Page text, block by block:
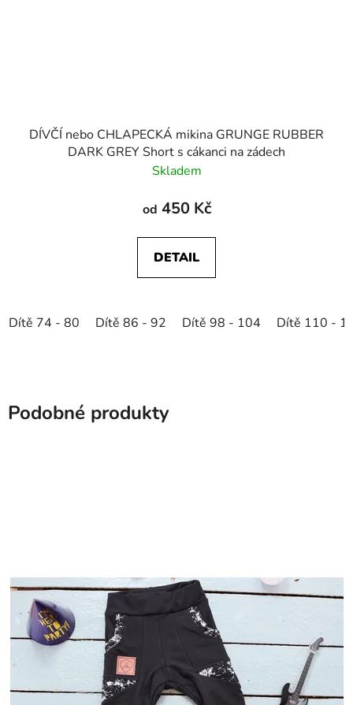
DÍVČÍ nebo CHLAPECKÁ mikina GRUNGE RUBBER
DARK GREY Short s cákanci na zádech
Skladem
od 450 Kč
DETAIL
Dítě 74 - 80 Dítě 86 - 92 Dítě 98 - 104 Dítě 110 -
Podobné produkty